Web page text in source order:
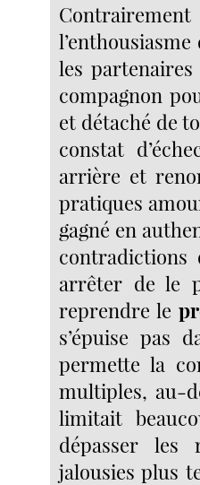
les
compagnon
et détaché de
constat
arrière et
pratiques
gagné en
contradictions
arrêter de le
reprendre le
s’épuise pas
permette la
multiples, au-
limitait
dépasser les
jalousies plus